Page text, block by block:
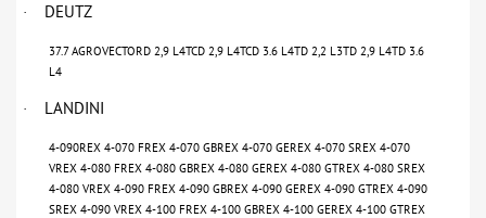
· DEUTZ
37.7 AGROVECTORD 2,9 L4TCD 2,9 L4TCD 3.6 L4TD 2,2 L3TD 2,9 L4TD 3.6
L4
· LANDINI
4-090REX 4-070 FREX 4-070 GBREX 4-070 GEREX 4-070 SREX 4-070
VREX 4-080 FREX 4-080 GBREX 4-080 GEREX 4-080 GTREX 4-080 SREX
4-080 VREX 4-090 FREX 4-090 GBREX 4-090 GEREX 4-090 GTREX 4-090
SREX 4-090 VREX 4-100 FREX 4-100 GBREX 4-100 GEREX 4-100 GTREX